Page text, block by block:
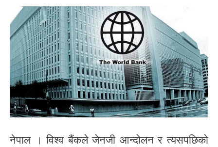
नेपाल । विश्व बैंकले जेनजी आन्दोलन र त्यसपछिको